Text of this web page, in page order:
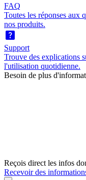
FAQ
Toutes les réponses aux
nos produits.
help_center
Support
Trouve des explications
l'utilisation quotidienne.
Besoin de plus
Reçois direct les infos
Recevoir des